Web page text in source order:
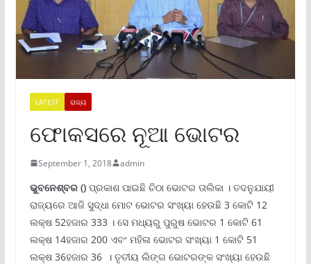
LATEST ରାଜ୍ୟ
ଫୋକସରେ ନୂଆ ଭୋଟର
September 1, 2018 admin
ଭୁବନେଶ୍ବର()ପ୍ରକାଶ ପାଇଛି ଚିଠା ଭୋଟର ତାଲିକା । ତଦନୁଯାୟୀ
ରାଜ୍ୟରେ ଆଜି ସୁଦ୍ଧା ମୋଟ ଭୋଟର ସଂଖ୍ୟା ହେଉଛି 3 କୋଟି 12
ଲକ୍ଷ 52ହଜାର 333 । ସେ ମଧ୍ୟରୁ ପୁରୁଷ ଭୋଟର 1 କୋଟି 61
ଲକ୍ଷ 14ହଜାର 200 ଏବଂ ମହିଳା ଭୋଟର ସଂଖ୍ୟା 1 କୋଟି 51
ଲକ୍ଷ 36ହଜାର 36 । ତୃତୀୟ ଲିଙ୍ଗ ଭୋଟରଙ୍କ ସଂଖ୍ୟା ହେଉଛି